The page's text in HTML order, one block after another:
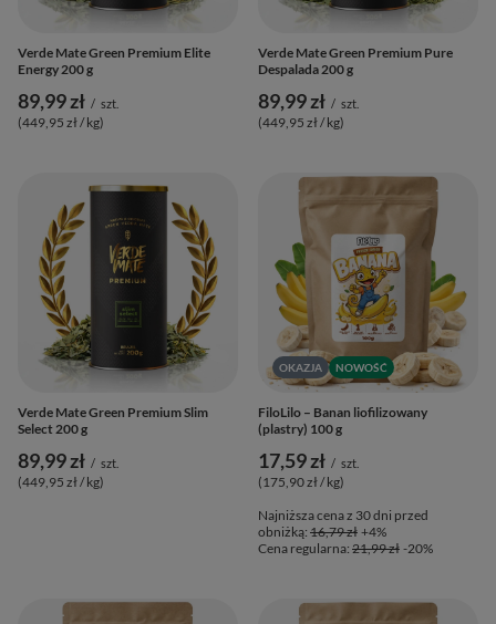
Verde Mate Green Premium Elite
Energy 200 g
89,99 zł / szt.
(449,95 zł / kg)
Verde Mate Green Premium Pure
Despalada 200 g
89,99 zł / szt.
(449,95 zł / kg)
Verde Mate Green Premium Slim
Select 200 g
89,99 zł / szt.
(449,95 zł / kg)
OKAZJA NOWOŚĆ
FiloLilo – Banan liofilizowany
(plastry) 100 g
17,59 zł / szt.
(175,90 zł / kg)
Najniższa cena z 30 dni przed
obniżką: 16,79 zł +4%
Cena regularna: 21,99 zł -20%